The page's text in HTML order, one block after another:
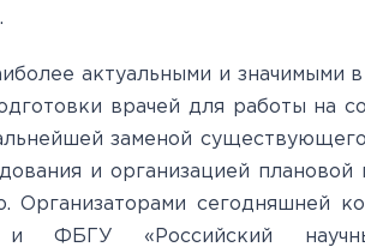
актуальными и значимыми
врачей для работы на
заменой
и организацией плановой
Организаторами сегодняшней
и ФБГУ «Российский